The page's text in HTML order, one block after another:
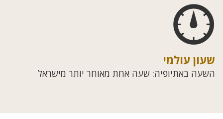
שעון עולמי
השעה באתיופיה: שעה אחת מאוחר יותר מישראל